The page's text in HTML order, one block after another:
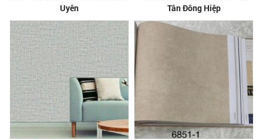
Uyên
Tân Đông Hiệp